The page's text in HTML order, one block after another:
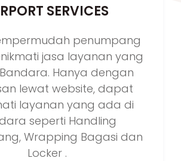
SERVICES
penumpang
jasa layanan yang
Hanya dengan
lewat website, dapat
layanan yang ada di
seperti Handling
Wrapping Bagasi dan
Locker .